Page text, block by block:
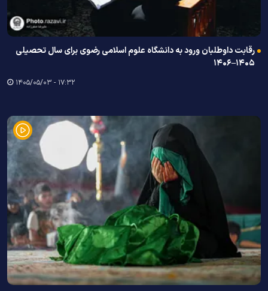
رقابت داوطلبان ورود به دانشگاه علوم اسلامی رضوی برای سال تحصیلی
۱۴۰۵–۱۴۰۶
۱۷:۳۲ - ۱۴۰۵/۰۵/۰۳